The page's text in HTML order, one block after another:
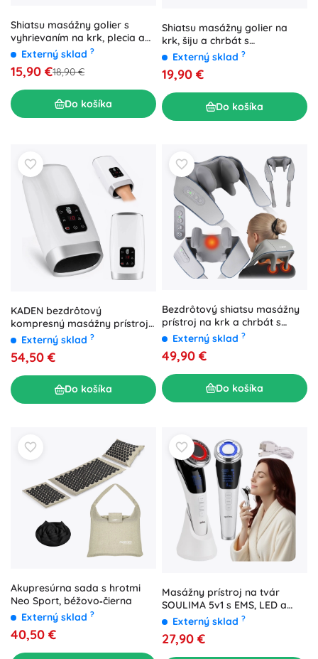
Shiatsu masážny golier s
vyhrievaním na krk, plecia a
chrbát
Externý sklad ?
15,90 €18,90 €
Do košíka
Shiatsu masážny golier na
krk, šiju a chrbát s
vyhrievaním - 1 kus
Externý sklad ?
19,90 €
Do košíka
KADEN bezdrôtový
kompresný masážny prístroj
na ruky s vyhrievaním
Externý sklad ?
54,50 €
Do košíka
Bezdrôtový shiatsu masážny
prístroj na krk a chrbát s
vyhrievaním
Externý sklad ?
49,90 €
Do košíka
Akupresúrna sada s hrotmi
Neo Sport, béžovo‑čierna
Externý sklad ?
40,50 €
Masážny prístroj na tvár
SOULIMA 5v1 s EMS, LED a
termo starostlivosťou
Externý sklad ?
27,90 €